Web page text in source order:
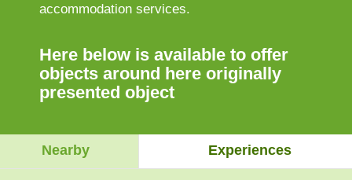
accommodation services.
Here below is available to offer
objects around here originally
presented object
Nearby Experiences